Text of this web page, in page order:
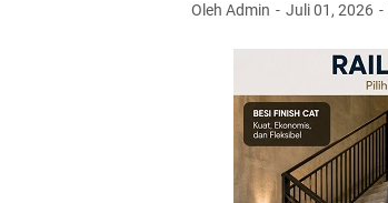
Oleh Admin Juli 01, 2026